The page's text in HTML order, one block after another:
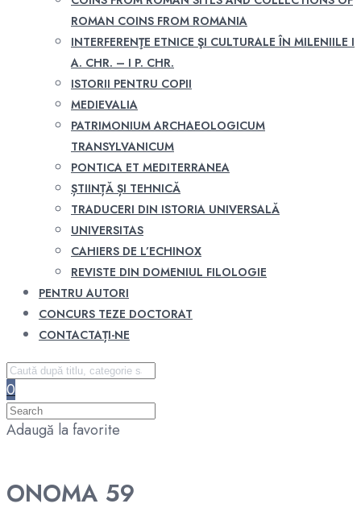
ROMAN COINS FROM ROMANIA
INTERFERENŢE ETNICE ŞI CULTURALE ÎN MILENIILE I
A. CHR. – I P. CHR.
ISTORII PENTRU COPII
MEDIEVALIA
PATRIMONIUM ARCHAEOLOGICUM
TRANSYLVANICUM
PONTICA ET MEDITERRANEA
ȘTIINȚĂ ȘI TEHNICĂ
TRADUCERI DIN ISTORIA UNIVERSALĂ
UNIVERSITAS
CAHIERS DE L’ECHINOX
REVISTE DIN DOMENIUL FILOLOGIE
PENTRU AUTORI
CONCURS TEZE DOCTORAT
CONTACTAȚI-NE
0
Adaugă la favorite
ONOMA 59